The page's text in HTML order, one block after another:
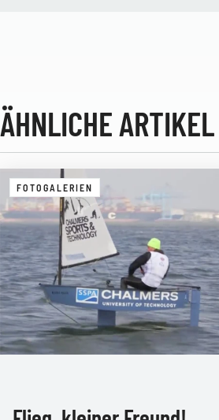
ÄHNLICHE ARTIKEL
FOTOGALERIEN